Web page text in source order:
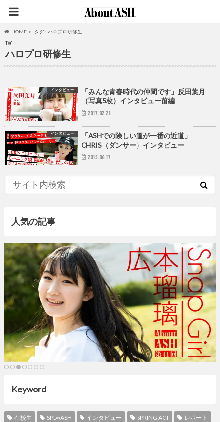
HOME タグ : ハロプロ研修生
TAG
ハロプロ研修生
インタビュー
「みんな青春時代の仲間です」反田葉月
（写真5枚）インタビュー前編
2017.02.28
インタビュー
「ASHでの険しい道が一番の近道」
CHRIS（ダンサー）インタビュー
2015.06.17
人気の記事
Keyword
在校生 SPL∞ASH インタビュー SPRING ACT レポート